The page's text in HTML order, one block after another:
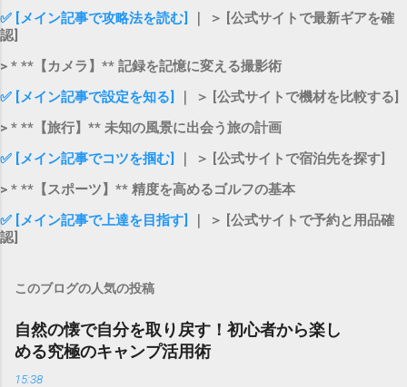
✅ [メイン記事で攻略法を読む]
｜ ＞ [公式サイトで最新ギアを確
認]
> * **【カメラ】** 記録を記憶に変える撮影術
✅ [メイン記事で設定を知る]
｜ ＞ [公式サイトで機材を比較する]
> * **【旅行】** 未知の風景に出会う旅の計画
✅ [メイン記事でコツを掴む]
｜ ＞ [公式サイトで宿泊先を探す]
> * **【スポーツ】** 精度を高めるゴルフの基本
✅ [メイン記事で上達を目指す]
｜ ＞ [公式サイトで予約と用品確
認]
このブログの人気の投稿
自然の懐で自分を取り戻す！初心者から楽し
める究極のキャンプ活用術
15:38